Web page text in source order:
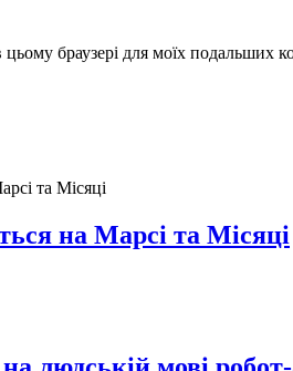
браузері для моїх подальших
на Марсі та Місяці